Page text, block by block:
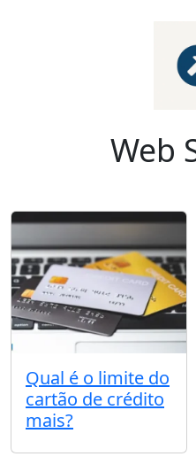
Web
Qual é o limite do
cartão de crédito
mais?